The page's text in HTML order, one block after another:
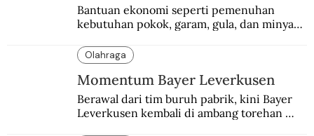
Bantuan ekonomi seperti pemenuhan
kebutuhan pokok, garam, gula, dan minyak
peringatan Hari Ibu.
Olahraga
Momentum Bayer Leverkusen
Berawal dari tim buruh pabrik, kini Bayer
Leverkusen kembali di ambang torehan